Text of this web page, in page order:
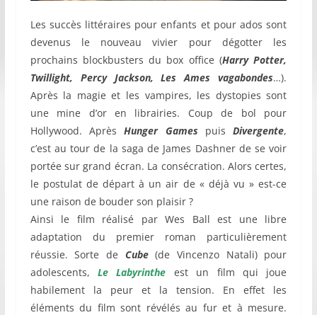
Les succès littéraires pour enfants et pour ados sont
devenus le nouveau vivier pour dégotter les
prochains blockbusters du box office (Harry Potter,
Twillight, Percy Jackson, Les Ames vagabondes…).
Après la magie et les vampires, les dystopies sont
une mine d’or en librairies. Coup de bol pour
Hollywood. AprèsHunger Games puis Divergente,
c’est au tour de la saga de James Dashner de se voir
portée sur grand écran. La consécration. Alors certes,
le postulat de départ à un air de « déjà vu » est-ce
une raison de bouder son plaisir ?
Ainsi le film réalisé par Wes Ball est une libre
adaptation du premier roman particulièrement
réussie. Sorte de Cube(de Vincenzo Natali) pour
adolescents,Le Labyrinthe est un film qui joue
habilement la peur et la tension. En effet les
éléments du film sont révélés au fur et à mesure.